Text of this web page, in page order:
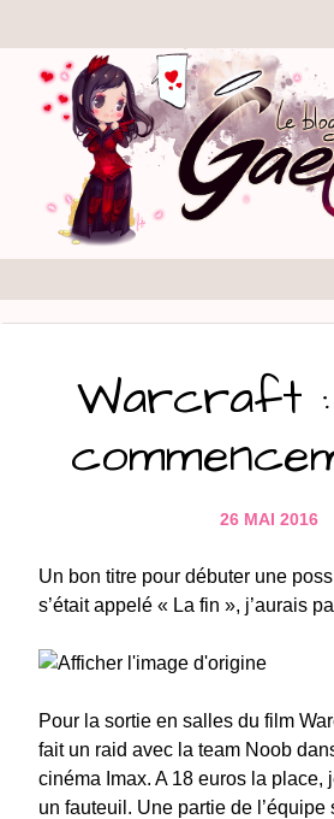
Warcraft
26 MAI 2016
Un bon titre pour débuter une
s’était appelé « La fin », j’aurais
Pour la sortie en salles du film
fait un raid avec la team Noob
cinéma Imax. A 18 euros la place,
un fauteuil. Une partie de l’équipe